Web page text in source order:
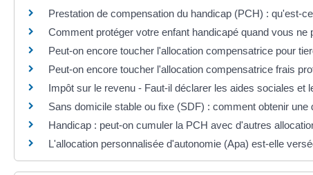
Prestation de compensation du handicap (PCH) : qu'est-
Comment protéger votre enfant handicapé quand vous ne
Peut-on encore toucher l'allocation compensatrice pour
Peut-on encore toucher l'allocation compensatrice frais
Impôt sur le revenu - Faut-il déclarer les aides sociales et
Sans domicile stable ou fixe (SDF) : comment obtenir une
Handicap : peut-on cumuler la PCH avec d'autres
L'allocation personnalisée d'autonomie (Apa) est-elle